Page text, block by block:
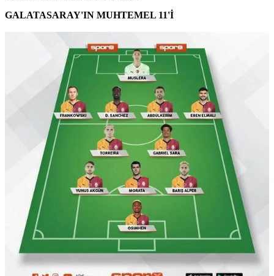
GALATASARAY'IN MUHTEMEL 11'İ